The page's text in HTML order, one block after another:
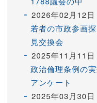
2026年02月12日
若者の市政参画
見交換会
2025年11月11日
政治倫理条例の
アンケート
2025年03月30日